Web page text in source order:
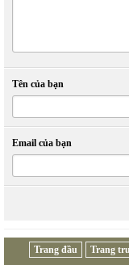
Tên của bạn
Email của bạn
Trang đầu Trang